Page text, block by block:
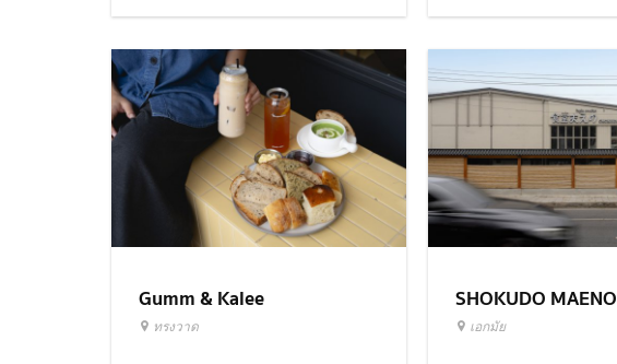
Gumm & Kalee
ทรงวาด
SHOKUDO MAENO
เอกมัย